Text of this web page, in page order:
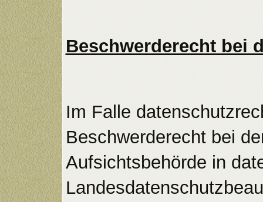
Beschwerderecht bei
Im Falle
Beschwerderecht bei
Aufsichtsbehörde in